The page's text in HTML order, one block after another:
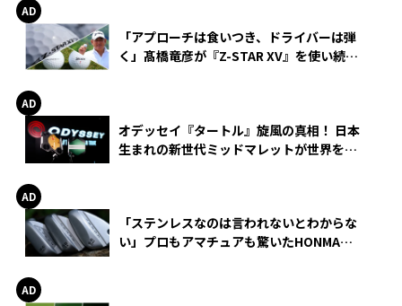
「アプローチは食いつき、ドライバーは弾
く」髙橋竜彦が『Z-STAR XV』を使い続け
オデッセイ『タートル』旋風の真相！ 日本
生まれの新世代ミッドマレットが世界を席
「ステンレスなのは言われないとわからな
い」プロもアマチュアも驚いたHONMA